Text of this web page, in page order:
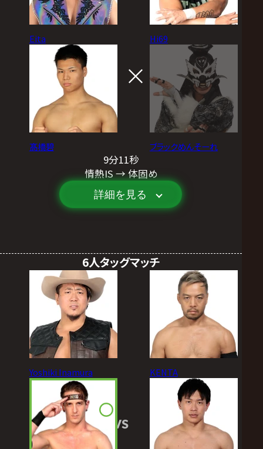
Eita
髙橋碧
Hi69
ブラックめんそーれ
9分11秒
情熱IS → 体固め
詳細を見る
6人タッグマッチ
Yoshiki Inamura
VS
KENTA